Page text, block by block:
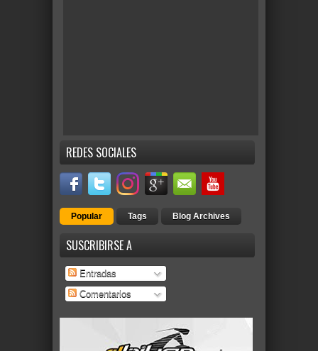
REDES SOCIALES
Popular Tags Blog Archives
SUSCRIBIRSE A
Entradas
Comentarios